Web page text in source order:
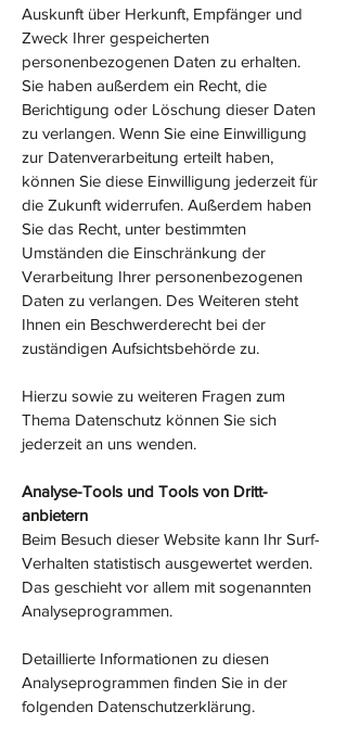
Auskunft über Herkunft, Empfänger und
Zweck Ihrer gespeicherten
personenbezogenen Daten zu erhalten.
Sie haben außerdem ein Recht, die
Berichtigung oder Löschung dieser Daten
zu verlangen. Wenn Sie eine Einwilligung
zur Datenverarbeitung erteilt haben,
können Sie diese Einwilligung jederzeit für
die Zukunft widerrufen. Außerdem haben
Sie das Recht, unter bestimmten
Umständen die Einschränkung der
Verarbeitung Ihrer personenbezogenen
Daten zu verlangen. Des Weiteren steht
Ihnen ein Beschwerderecht bei der
zuständigen Aufsichtsbehörde zu.
Hierzu sowie zu weiteren Fragen zum
Thema Datenschutz können Sie sich
jederzeit an uns wenden.
Analyse-Tools und Tools von Dritt­
anbietern
Beim Besuch dieser Website kann Ihr Surf-
Verhalten statistisch ausgewertet werden.
Das geschieht vor allem mit sogenannten
Analyseprogrammen.
Detaillierte Informationen zu diesen
Analyseprogrammen finden Sie in der
folgenden Datenschutzerklärung.